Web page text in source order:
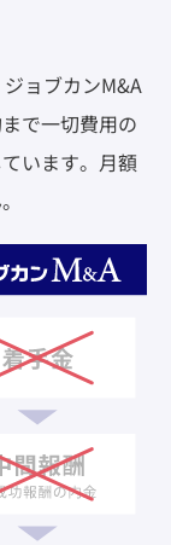
ョブカンM&A
で一切費用の
います。月額